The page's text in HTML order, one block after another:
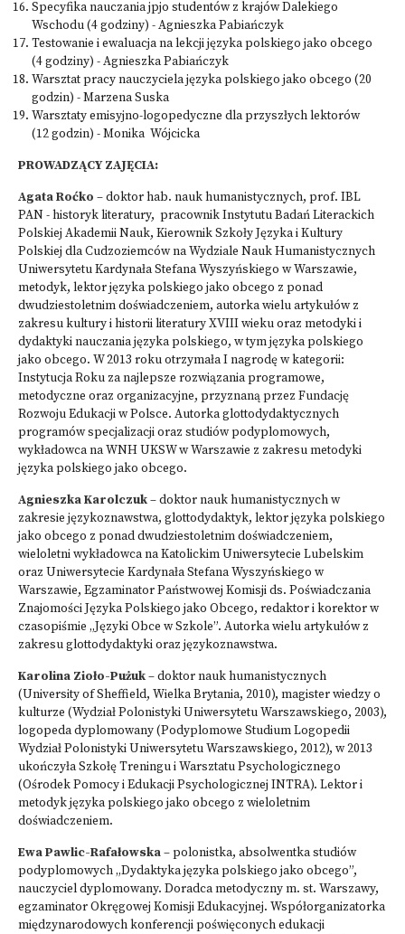
Specyfika nauczania jpjo studentów z krajów Dalekiego
Wschodu (4 godziny) - Agnieszka Pabiańczyk
Testowanie i ewaluacja na lekcji języka polskiego jako obcego
(4 godziny) - Agnieszka Pabiańczyk
Warsztat pracy nauczyciela języka polskiego jako obcego (20
godzin) - Marzena Suska
Warsztaty emisyjno-logopedyczne dla przyszłych lektorów
(12 godzin) - Monika Wójcicka
PROWADZĄCY ZAJĘCIA:
Agata Roćko – doktor hab. nauk humanistycznych, prof. IBL
PAN - historyk literatury, pracownik Instytutu Badań Literackich
Polskiej Akademii Nauk, Kierownik Szkoły Języka i Kultury
Polskiej dla Cudzoziemców na Wydziale Nauk Humanistycznych
Uniwersytetu Kardynała Stefana Wyszyńskiego w Warszawie,
metodyk, lektor języka polskiego jako obcego z ponad
dwudziestoletnim doświadczeniem, autorka wielu artykułów z
zakresu kultury i historii literatury XVIII wieku oraz metodyki i
dydaktyki nauczania języka polskiego, w tym języka polskiego
jako obcego. W 2013 roku otrzymała I nagrodę w kategorii:
Instytucja Roku za najlepsze rozwiązania programowe,
metodyczne oraz organizacyjne, przyznaną przez Fundację
Rozwoju Edukacji w Polsce. Autorka glottodydaktycznych
programów specjalizacji oraz studiów podyplomowych,
wykładowca na WNH UKSW w Warszawie z zakresu metodyki
języka polskiego jako obcego.
Agnieszka Karolczuk– doktor nauk humanistycznych w
zakresie językoznawstwa, glottodydaktyk, lektor języka polskiego
jako obcego z ponad dwudziestoletnim doświadczeniem,
wieloletni wykładowca na Katolickim Uniwersytecie Lubelskim
oraz Uniwersytecie Kardynała Stefana Wyszyńskiego w
Warszawie, Egzaminator Państwowej Komisji ds. Poświadczania
Znajomości Języka Polskiego jako Obcego, redaktor i korektor w
czasopiśmie „Języki Obce w Szkole”. Autorka wielu artykułów z
zakresu glottodydaktyki oraz językoznawstwa.
Karolina Zioło-Pużuk– doktor nauk humanistycznych
(University of Sheffield, Wielka Brytania, 2010), magister wiedzy o
kulturze (Wydział Polonistyki Uniwersytetu Warszawskiego, 2003),
logopeda dyplomowany (Podyplomowe Studium Logopedii
Wydział Polonistyki Uniwersytetu Warszawskiego, 2012), w 2013
ukończyła Szkołę Treningu i Warsztatu Psychologicznego
(Ośrodek Pomocy i Edukacji Psychologicznej INTRA). Lektor i
metodyk języka polskiego jako obcego z wieloletnim
doświadczeniem.
Ewa Pawlic-Rafałowska– polonistka, absolwentka studiów
podyplomowych „Dydaktyka języka polskiego jako obcego”,
nauczyciel dyplomowany. Doradca metodyczny m. st. Warszawy,
egzaminator Okręgowej Komisji Edukacyjnej. Współorganizatorka
międzynarodowych konferencji poświęconych edukacji